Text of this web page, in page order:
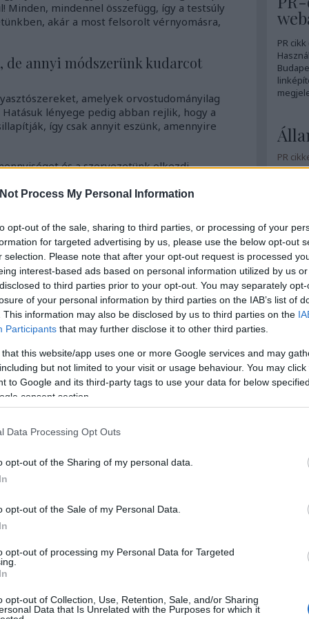
Process My Personal Information
opt-out of the sale, sharing to third parties, or processing of your
for targeted advertising by us, please use the below opt-out
selection. Please note that after your opt-out request is processed
interest-based ads based on personal information utilized by us
to third parties prior to your opt-out. You may separately
of your personal information by third parties on the IAB’s list of
This information may also be disclosed by us to third parties on the
Participants that may further disclose it to other third parties.
that this website/app uses one or more Google services and may
but not limited to your visit or usage behaviour. You may
to Google and its third-party tags to use your data for below
consent section.
Data Processing Opt Outs
opt-out of the Sharing of my personal data.
opt-out of the Sale of my Personal Data.
opt-out of processing my Personal Data for Targeted
opt-out of Collection, Use, Retention, Sale, and/or Sharing
Data that Is Unrelated with the Purposes for which it
Minden, mindennel összefügg, így a testsúly
akár a most felsorolt vérnyomásra,
annyi módszerünk kudarcot
amelyek orvostudományilag
lényege pedig abban rejlik, hogy a
így csak annyit eszünk, amennyire
és a szervezetünk elkezdi
így beindítva a fogyást.
(sibutramine, fentermine) és különböző
örvend az
végre elérje a céljait a fogyásban, akkor
20mg rendelésmellett dönteni, arra vigyázzon,
webpatikát válasszon, ezzel is figyelve arra,
termékhez jusson.
termék webáruház
pr-cikk
PR
PR
PR-
PR-
szét
16:33)